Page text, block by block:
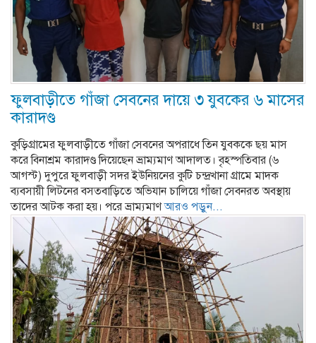
ফুলবাড়ীতে গাঁজা সেবনের দায়ে ৩ যুবকের ৬ মাসের
কারাদণ্ড
কুড়িগ্রামের ফুলবাড়ীতে গাঁজা সেবনের অপরাধে তিন যুবককে ছয় মাস
করে বিনাশ্রম কারাদণ্ড দিয়েছেন ভ্রাম্যমাণ আদালত। বৃহস্পতিবার (৬
আগস্ট) দুপুরে ফুলবাড়ী সদর ইউনিয়নের কুটি চন্দ্রখানা গ্রামে মাদক
ব্যবসায়ী লিটনের বসতবাড়িতে অভিযান চালিয়ে গাঁজা সেবনরত অবস্থায়
তাদের আটক করা হয়। পরে ভ্রাম্যমাণআরও পড়ুন...